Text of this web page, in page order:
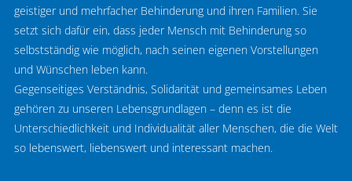
geistiger und mehrfacher Behinderung und ihren Familien. Sie
setzt sich dafür ein, dass jeder Mensch mit Behinderung so
selbstständig wie möglich, nach seinen eigenen Vorstellungen
und Wünschen leben kann.
Gegenseitiges Verständnis, Solidarität und gemeinsames Leben
gehören zu unseren Lebensgrundlagen – denn es ist die
Unterschiedlichkeit und Individualität aller Menschen, die die Welt
so lebenswert, liebenswert und interessant machen.